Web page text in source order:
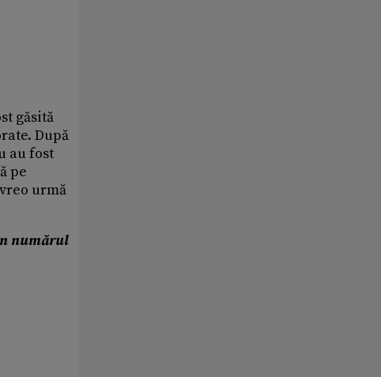
găsită
După
au fost
pe
urmă
numărul